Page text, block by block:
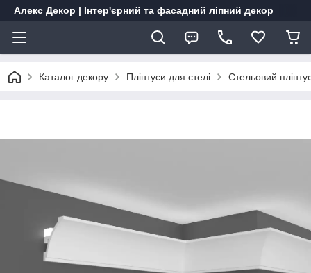
Алекс Декор | Інтер'єрний та фасадний ліпний декор
Каталог декору Плінтуси для стелі Стельовий